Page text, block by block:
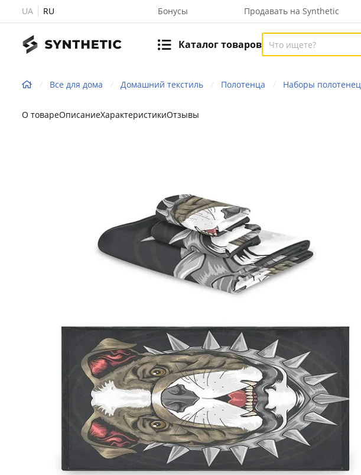
UA RU Бонусы Продавать на Synthetic
Каталог товаров
Все для дома Домашний текстиль Полотенца Наборы полотенец
О товареОписаниеХарактеристикиОтзывы